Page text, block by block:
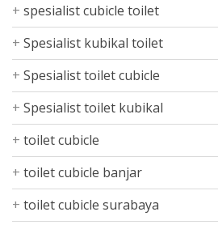
spesialist cubicle toilet
Spesialist kubikal toilet
Spesialist toilet cubicle
Spesialist toilet kubikal
toilet cubicle
toilet cubicle banjar
toilet cubicle surabaya